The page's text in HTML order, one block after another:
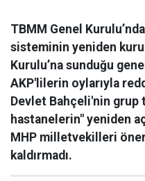
TBMM Genel
sisteminin yeniden
Kurulu’na sunduğu
AKP'lilerin oylarıyla
Devlet Bahçeli'nin grup
hastanelerin" yeniden
MHP milletvekilleri
kaldırmadı.